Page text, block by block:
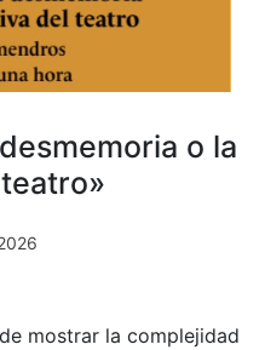
o la
mostrar la complejidad